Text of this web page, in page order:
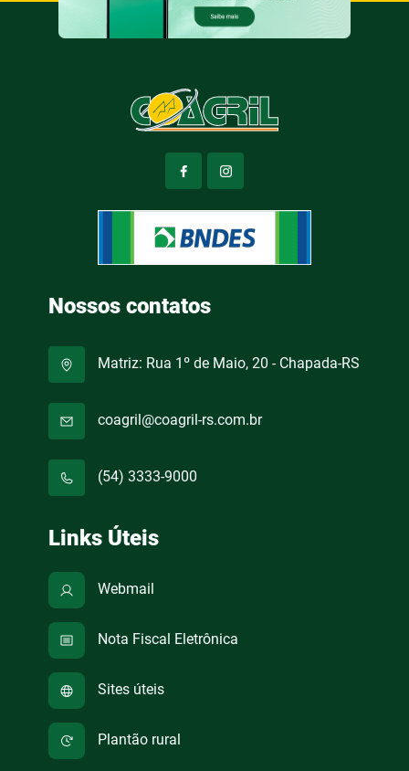
Nossos contatos
Matriz: Rua 1º de Maio, 20 - Chapada-RS
coagril@coagril-rs.com.br
(54) 3333-9000
Links Úteis
Webmail
Nota Fiscal Eletrônica
Sites úteis
Plantão rural